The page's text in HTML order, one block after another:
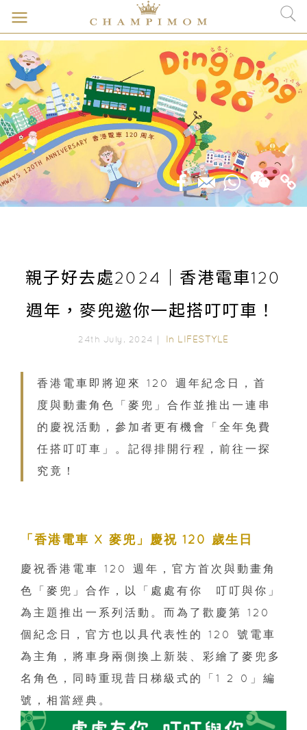
親子好去處2024｜香港電車120
週年，麥兜邀你一起搭叮叮車！
24th July, 2024｜ In LIFESTYLE
香港電車即將迎來 120 週年紀念日，首
度與動畫角色「麥兜」合作並推出一連串
的慶祝活動，參加者更有機會「全年免費
任搭叮叮車」。記得排開行程，前往一探
究竟！
「香港電車 X 麥兜」慶祝 120 歲生日
慶祝香港電車 120 週年，官方首次與動畫角
色「麥兜」合作，以「處處有你 叮叮與你」
為主題推出一系列活動。而為了歡慶第 120
個紀念日，官方也以具代表性的 120 號電車
為主角，將車身兩側換上新裝、彩繪了麥兜多
名角色，同時重現昔日梯級式的「1 2 0」編
號，相當經典。